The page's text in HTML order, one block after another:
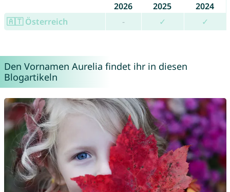
2026 2025
2024
🇦🇹 Österreich
- ✓ ✓
Den Vornamen Aurelia findet ihr in diesen
Blogartikeln